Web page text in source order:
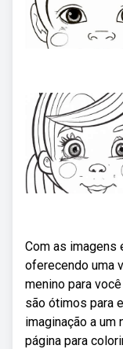
Com as imagens
oferecendo uma
menino para
são ótimos para
imaginação a um
página para